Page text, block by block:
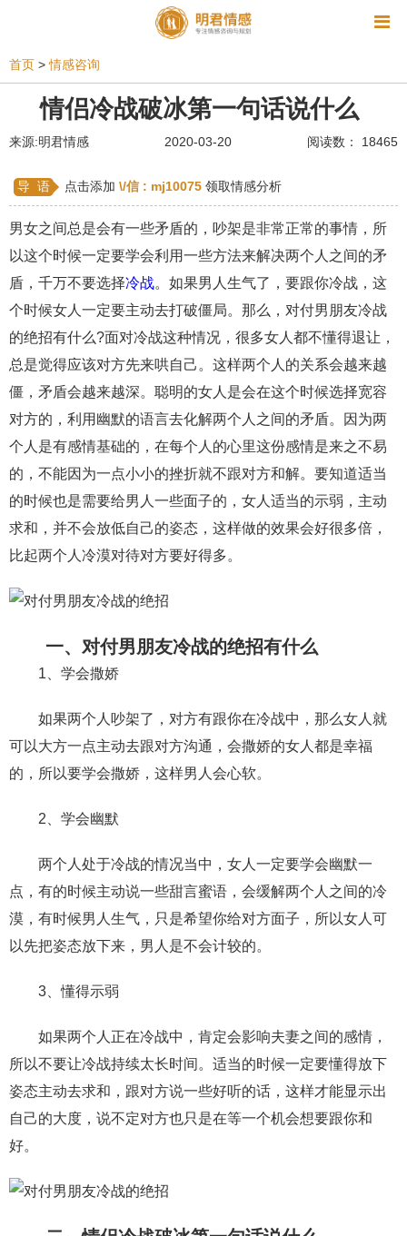
相亲 同性恋 恋爱技巧 挽回爱情
挽救婚姻 爱情相关 星座情感 离婚 心情
姻缘测试 分娩
水瓶座男生 摩羯座男生 射手座男生
天蝎座男生 天秤座男生 处女座男生
爱情诗句 狮子座男生 爱情歌曲 爱情图片
爱情小说 巨蟹座男生 爱情电影 双子座男生
不和 金牛座男生 白羊座男生 吵架
财产分割 外遇 分手 第三者 心态
变心 感人 伤感 婚姻问题 脾气
十二生肖 分手复合
挽回老公
备孕 产后恢复 减肥 月子 婴儿辅食
产妇食谱 同性恋 交往
交流沟通 约会
其他
首页 > 情感咨询
情侣冷战破冰第一句话说什么
来源:明君情感 2020-03-20 阅读数： 18465
导 语 点击添加 \/信 : mj10075 领取情感分析
男女之间总是会有一些矛盾的，吵架是非常正常的事情，所
以这个时候一定要学会利用一些方法来解决两个人之间的矛
盾，千万不要选择冷战。如果男人生气了，要跟你冷战，这
个时候女人一定要主动去打破僵局。那么，对付男朋友冷战
的绝招有什么?面对冷战这种情况，很多女人都不懂得退让，
总是觉得应该对方先来哄自己。这样两个人的关系会越来越
僵，矛盾会越来越深。聪明的女人是会在这个时候选择宽容
对方的，利用幽默的语言去化解两个人之间的矛盾。因为两
个人是有感情基础的，在每个人的心里这份感情是来之不易
的，不能因为一点小小的挫折就不跟对方和解。要知道适当
的时候也是需要给男人一些面子的，女人适当的示弱，主动
求和，并不会放低自己的姿态，这样做的效果会好很多倍，
比起两个人冷漠对待对方要好得多。
一、对付男朋友冷战的绝招有什么
1、学会撒娇
如果两个人吵架了，对方有跟你在冷战中，那么女人就
可以大方一点主动去跟对方沟通，会撒娇的女人都是幸福
的，所以要学会撒娇，这样男人会心软。
2、学会幽默
两个人处于冷战的情况当中，女人一定要学会幽默一
点，有的时候主动说一些甜言蜜语，会缓解两个人之间的冷
漠，有时候男人生气，只是希望你给对方面子，所以女人可
以先把姿态放下来，男人是不会计较的。
3、懂得示弱
如果两个人正在冷战中，肯定会影响夫妻之间的感情，
所以不要让冷战持续太长时间。适当的时候一定要懂得放下
姿态主动去求和，跟对方说一些好听的话，这样才能显示出
自己的大度，说不定对方也只是在等一个机会想要跟你和
好。